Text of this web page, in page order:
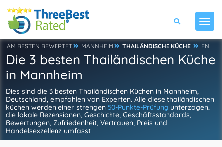
AM BESTEN BEWERTET MANNHEIM THAILÄNDISCHE KÜCHE EN
Die 3 besten Thailändischen Küche
in Mannheim
Dies sind die 3 besten Thailändischen Küchen in Mannheim,
Deutschland, empfohlen von Experten. Alle diese thailändischen
küchen werden einer strengen 50-Punkte-Prüfung unterzogen,
die lokale Rezensionen, Geschichte, Geschäftsstandards,
Bewertungen, Zufriedenheit, Vertrauen, Preis und
Handelsexzellenz umfasst